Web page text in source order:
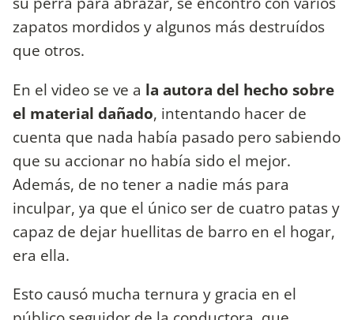
zapatos mordidos y algunos más destruídos
que otros.
En el video se ve a la autora del hecho sobre
el material dañado, intentando hacer de
cuenta que nada había pasado pero sabiendo
que su accionar no había sido el mejor.
Además, de no tener a nadie más para
inculpar, ya que el único ser de cuatro patas y
capaz de dejar huellitas de barro en el hogar,
era ella.
Esto causó mucha ternura y gracia en el